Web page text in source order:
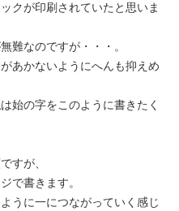
クが印刷されていたと思いま
難なのですが・・・。
あかないようにへんも抑えめ
始の字をこのように書きたく
すが、
で書きます。
うに一につながっていく感じ